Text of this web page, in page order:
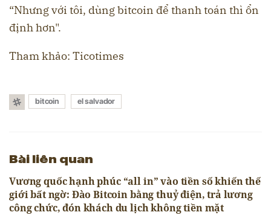
“Nhưng với tôi, dùng bitcoin để thanh toán thì ổn
định hơn".
Tham khảo: Ticotimes
bitcoin el salvador
Bài liên quan
Vương quốc hạnh phúc “all in” vào tiền số khiến thế
giới bất ngờ: Đào Bitcoin bằng thuỷ điện, trả lương
công chức, đón khách du lịch không tiền mặt